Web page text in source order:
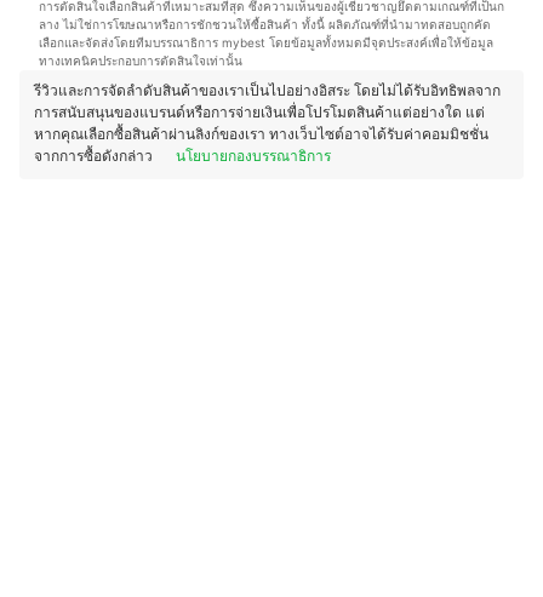
การตัดสินใจเลือกสินค้าที่เหมาะสมที่สุด ซึ่งความเห็นของผู้เชี่ยวชาญยึดตามเกณฑ์ที่เป็นก
ลาง ไม่ใช่การโฆษณาหรือการชักชวนให้ซื้อสินค้า ทั้งนี้ ผลิตภัณฑ์ที่นำมาทดสอบถูกคัด
เลือกและจัดส่งโดยทีมบรรณาธิการ mybest โดยข้อมูลทั้งหมดมีจุดประสงค์เพื่อให้ข้อมูล
ทางเทคนิคประกอบการตัดสินใจเท่านั้น
รีวิวและการจัดลำดับสินค้าของเราเป็นไปอย่างอิสระ โดยไม่ได้รับอิทธิพลจาก
การสนับสนุนของแบรนด์หรือการจ่ายเงินเพื่อโปรโมตสินค้าแต่อย่างใด แต่
หากคุณเลือกซื้อสินค้าผ่านลิงก์ของเรา ทางเว็บไซต์อาจได้รับค่าคอมมิชชั่น
จากการซื้อดังกล่าว
นโยบายกองบรรณาธิการ